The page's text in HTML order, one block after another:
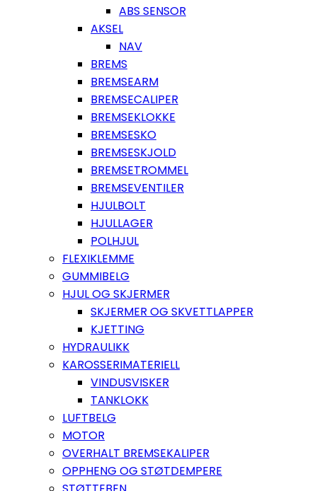
ABS SENSOR
AKSEL
NAV
BREMS
BREMSEARM
BREMSECALIPER
BREMSEKLOKKE
BREMSESKO
BREMSESKJOLD
BREMSETROMMEL
BREMSEVENTILER
HJULBOLT
HJULLAGER
POLHJUL
FLEXIKLEMME
GUMMIBELG
HJUL OG SKJERMER
SKJERMER OG SKVETTLAPPER
KJETTING
HYDRAULIKK
KAROSSERIMATERIELL
VINDUSVISKER
TANKLOKK
LUFTBELG
MOTOR
OVERHALT BREMSEKALIPER
OPPHENG OG STØTDEMPERE